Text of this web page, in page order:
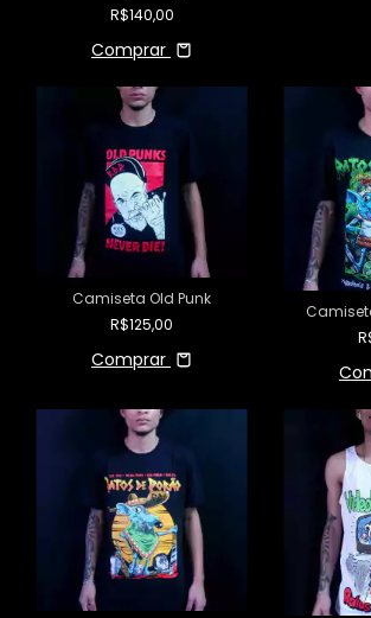
R$140,00
Comprar
Camiseta Old Punk
R$125,00
Comprar